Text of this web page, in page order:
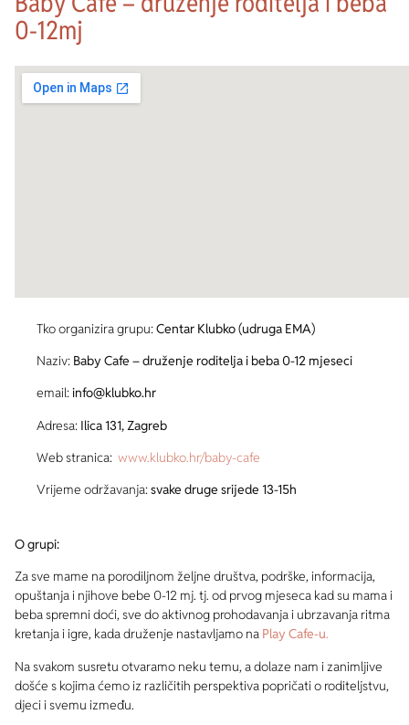
0-12mj
Tko organizira grupu:Centar Klubko (udruga EMA)
Naziv: Baby Cafe – druženje roditelja i beba 0-12 mjeseci
email:info@klubko.hr
Adresa: Ilica 131, Zagreb
Web stranica: www.klubko.hr/baby-cafe
Vrijeme održavanja:svake druge srijede 13-15h
O grupi:
Za sve mame na porodiljnom željne društva, podrške, informacija,
opuštanja i njihove bebe 0-12 mj. tj. od prvog mjeseca kad su mama i
beba spremni doći, sve do aktivnog prohodavanja i ubrzavanja ritma
kretanja i igre, kada druženje nastavljamo na Play Cafe-u.
Na svakom susretu otvaramo neku temu, a dolaze nam i zanimljive
došće s kojima ćemo iz različitih perspektiva popričati o roditeljstvu,
djeci i svemu između.